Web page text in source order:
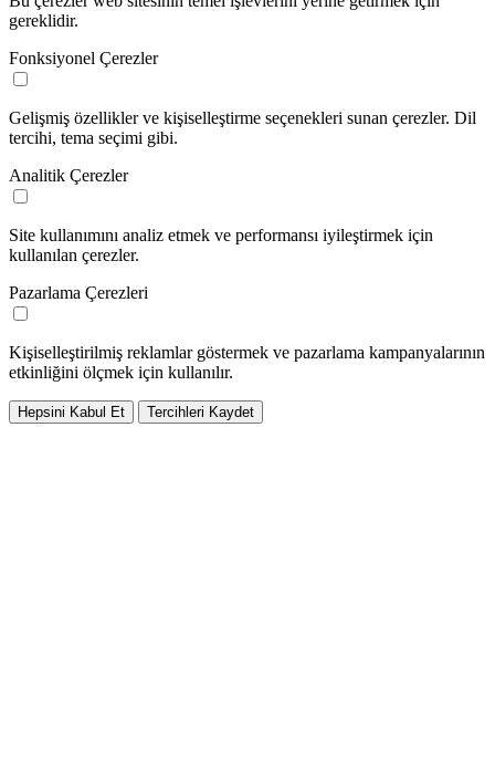
gereklidir.
Fonksiyonel Çerezler
Gelişmiş özellikler ve kişiselleştirme seçenekleri sunan çerezler. Dil
tercihi, tema seçimi gibi.
Analitik Çerezler
Site kullanımını analiz etmek ve performansı iyileştirmek için
kullanılan çerezler.
Pazarlama Çerezleri
Kişiselleştirilmiş reklamlar göstermek ve pazarlama kampanyalarının
etkinliğini ölçmek için kullanılır.
Hepsini Kabul Et Tercihleri Kaydet